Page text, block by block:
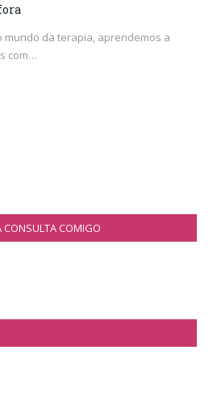
mundo da terapia, aprendemos a
com…
CONSULTA COMIGO